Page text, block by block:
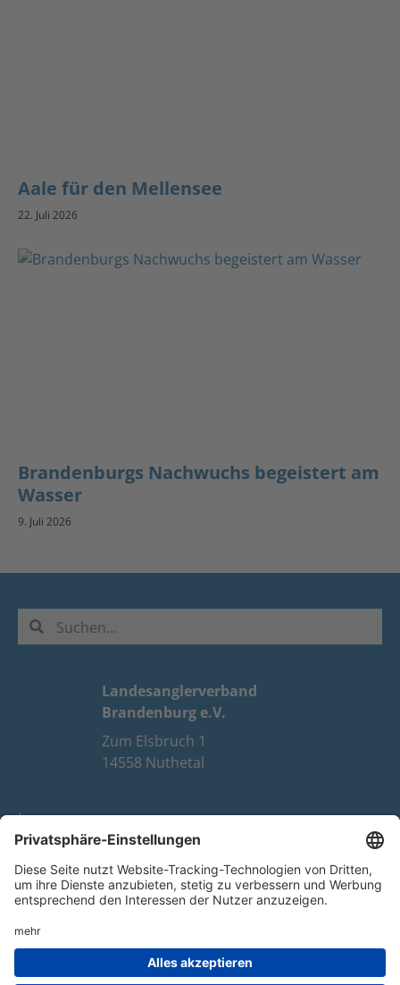
Aale für den Mellensee
22. Juli 2026
Brandenburgs Nachwuchs begeistert am
Wasser
9. Juli 2026
Landesanglerverband
Brandenburg e.V.
Zum Elsbruch 1
14558 Nuthetal
Impressum
Datenschutz
FAQ